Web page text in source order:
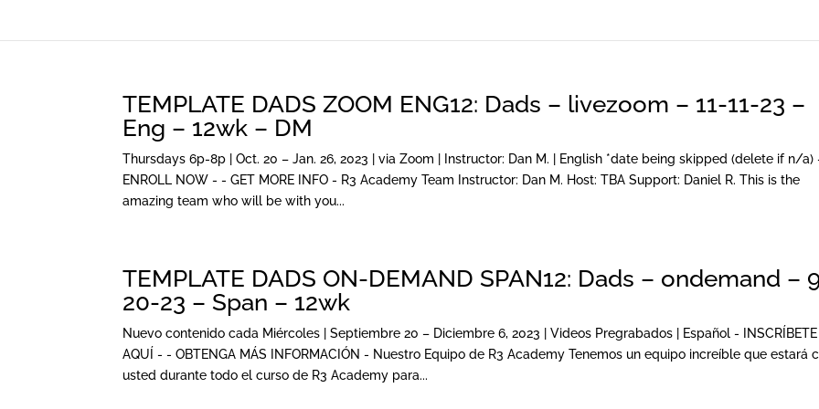
TEMPLATE DADS ZOOM ENG12: Dads – livezoom – 11-11-23 –
Eng – 12wk – DM
Thursdays 6p-8p | Oct. 20 – Jan. 26, 2023 | via Zoom | Instructor: Dan M. | English *date being skipped (delete if n/a)
ENROLL NOW - - GET MORE INFO - R3 Academy Team Instructor: Dan M. Host: TBA Support: Daniel R. This is the
amazing team who will be with you...
TEMPLATE DADS ON-DEMAND SPAN12: Dads – ondemand –
20-23 – Span – 12wk
Nuevo contenido cada Miércoles | Septiembre 20 – Diciembre 6, 2023 | Videos Pregrabados | Español - INSCRÍBETE
AQUÍ - - OBTENGA MÁS INFORMACIÓN - Nuestro Equipo de R3 Academy Tenemos un equipo increíble que estará
usted durante todo el curso de R3 Academy para...